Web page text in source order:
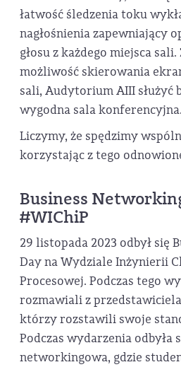
łatwość śledzenia toku
nagłośnienia zapewniający
głosu z każdego miejsca
możliwość skierowania
sali, Audytorium AIII służyć
wygodna sala konferencyjna.
Liczymy, że spędzimy
korzystając z tego
Business
#WIChiP
29 listopada 2023 odbył się
Day na Wydziale Inżynierii
Procesowej. Podczas tego
rozmawiali z
którzy rozstawili swoje
Podczas wydarzenia odbyła
networkingowa, gdzie